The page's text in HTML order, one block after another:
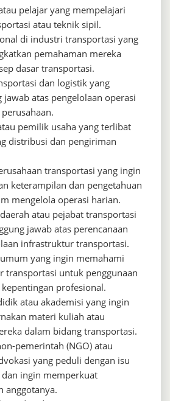
pelajar yang mempelajari
atau teknik sipil.
di industri transportasi yang
pemahaman mereka
dasar transportasi.
dan logistik yang
jawab atas pengelolaan operasi
pemilik usaha yang terlibat
distribusi dan pengiriman
transportasi yang ingin
keterampilan dan pengetahuan
mengelola operasi harian.
atau pejabat transportasi
jawab atas perencanaan
infrastruktur transportasi.
yang ingin memahami
transportasi untuk penggunaan
profesional.
atau akademisi yang ingin
materi kuliah atau
dalam bidang transportasi.
pemerintah (NGO) atau
yang peduli dengan isu
ingin memperkuat
anggotanya.